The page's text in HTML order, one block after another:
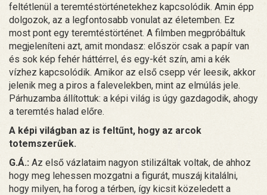
feltétlenül a teremtéstörténetekhez kapcsolódik. Amin épp
dolgozok, az a legfontosabb vonulat az életemben. Ez
most pont egy teremtéstörténet. A filmben megpróbáltuk
megjeleníteni azt, amit mondasz: először csak a papír van
és sok kép fehér háttérrel, és egy-két szín, ami a kék
vízhez kapcsolódik. Amikor az első csepp vér leesik, akkor
jelenik meg a piros a falevelekben, mint az elmúlás jele.
Párhuzamba állítottuk: a képi világ is úgy gazdagodik, ahogy
a teremtés halad előre.
A képi világban az is feltűnt, hogy az arcok
totemszerűek.
G.Á.: Az első vázlataim nagyon stilizáltak voltak, de ahhoz
hogy meg lehessen mozgatni a figurát, muszáj kitalálni,
hogy milyen, ha forog a térben, így kicsit közeledett a